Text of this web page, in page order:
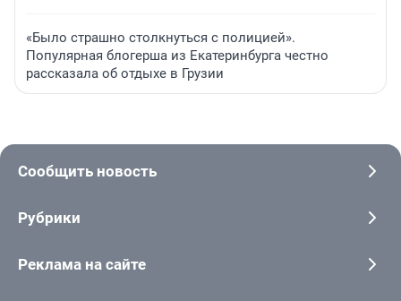
«Было страшно столкнуться с полицией».
Популярная блогерша из Екатеринбурга честно
рассказала об отдыхе в Грузии
Сообщить новость
Рубрики
Реклама на сайте